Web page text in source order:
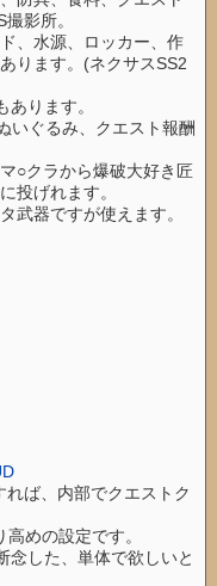
影所。
、水源、ロッカー、作
ります。(ネクサスSS2
ります。
いぐるみ、クエスト報酬
○クラから爆破大好き匠
投げれます。
武器ですが使えます。
ば、内部でクエストク
めの設定です。
念した、単体で欲しいと